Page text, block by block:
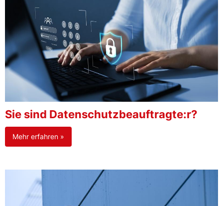
Sie sind Datenschutzbeauftragte:r?
Mehr erfahren »